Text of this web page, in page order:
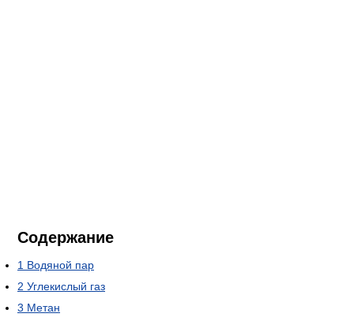
Содержание
1 Водяной пар
2 Углекислый газ
3 Метан